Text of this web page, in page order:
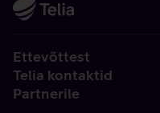
Ettevõttest
Telia kontaktid
Partnerile